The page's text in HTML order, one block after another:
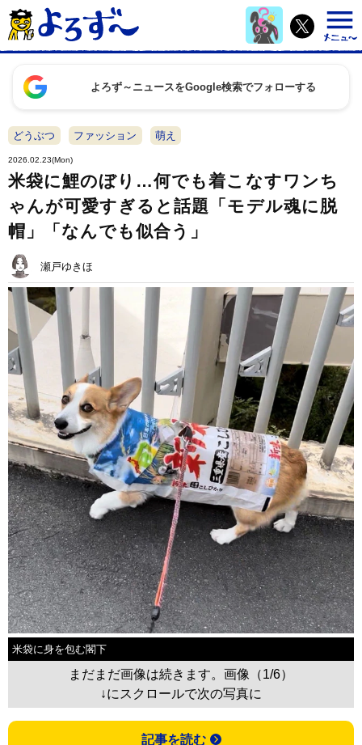
よろず～ニュースをGoogle検索でフォローする
どうぶつ ファッション 萌え
2026.02.23(Mon)
米袋に鯉のぼり…何でも着こなすワンち
ゃんが可愛すぎると話題「モデル魂に脱
帽」「なんでも似合う」
瀬戸ゆきほ
米袋に身を包む閣下
まだまだ画像は続きます。画像（1/6）
↓にスクロールで次の写真に
記事を読む